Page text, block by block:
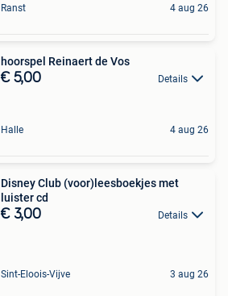
Ranst 4 aug 26
hoorspel Reinaert de Vos
€ 5,00 Details
Halle 4 aug 26
Disney Club (voor)leesboekjes met
luister cd
€ 3,00 Details
Sint-Eloois-Vijve 3 aug 26